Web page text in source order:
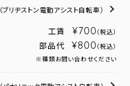
（ブリヂストン電動アシスト自転車）
工賃 ¥700 （税込）
部品代 ¥800 （税込）
※種類お問い合わせください